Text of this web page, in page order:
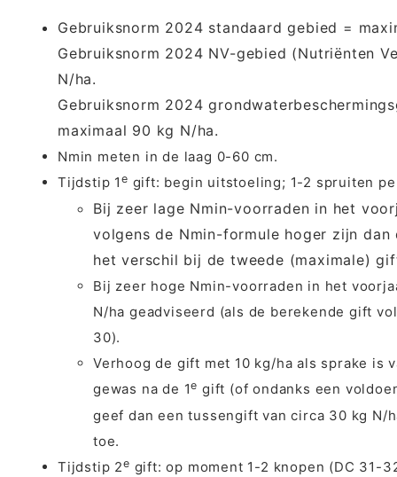
Gebruiksnorm 2024 standaard gebied =
Gebruiksnorm 2024 NV-gebied (Nutriënten
N/ha.
Gebruiksnorm 2024
maximaal 90 kg N/ha.
Nmin meten in de laag 0-60 cm.
Tijdstip 1 e gift: begin uitstoeling; 1-2 spruiten
Bij zeer lage Nmin-voorraden in het
volgens de Nmin-formule hoger zijn
het verschil bij de tweede (maximale)
Bij zeer hoge Nmin-voorraden in het
N/ha geadviseerd (als de berekende gift
30).
Verhoog de gift met 10 kg/ha als sprake is
gewas na de 1e gift (of ondanks een
geef dan een tussengift van circa 30 kg N/
toe.
Tijdstip 2e gift: op moment 1-2 knopen (DC 31-